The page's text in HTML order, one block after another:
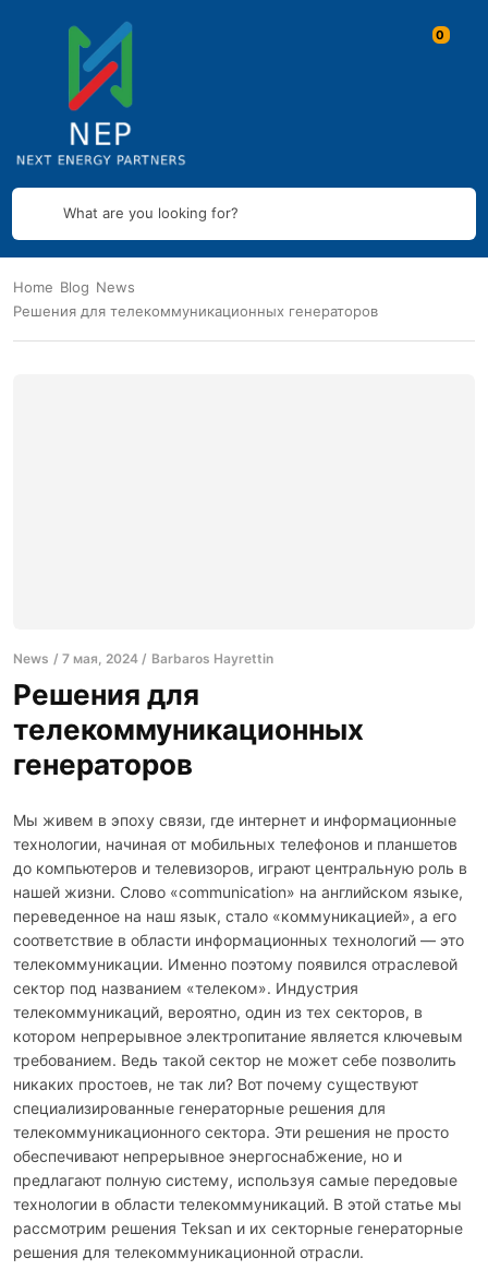
What are you looking for?
Home Blog News
Решения для телекоммуникационных генераторов
News 7 мая, 2024 Barbaros Hayrettin
Решения для
телекоммуникационных
генераторов
Мы живем в эпоху связи, где интернет и информационные
технологии, начиная от мобильных телефонов и планшетов
до компьютеров и телевизоров, играют центральную роль в
нашей жизни. Слово «communication» на английском языке,
переведенное на наш язык, стало «коммуникацией», а его
соответствие в области информационных технологий — это
телекоммуникации. Именно поэтому появился отраслевой
сектор под названием «телеком». Индустрия
телекоммуникаций, вероятно, один из тех секторов, в
котором непрерывное электропитание является ключевым
требованием. Ведь такой сектор не может себе позволить
никаких простоев, не так ли? Вот почему существуют
специализированные генераторные решения для
телекоммуникационного сектора. Эти решения не просто
обеспечивают непрерывное энергоснабжение, но и
предлагают полную систему, используя самые передовые
технологии в области телекоммуникаций. В этой статье мы
рассмотрим решения Teksan и их секторные генераторные
решения для телекоммуникационной отрасли.